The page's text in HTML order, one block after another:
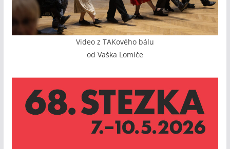
Video z TAKového bálu
od Vaška Lomiče